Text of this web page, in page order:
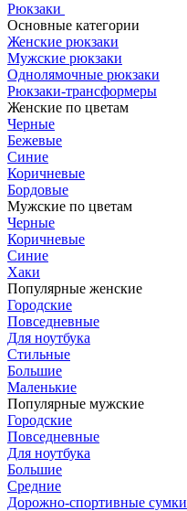
Рюкзаки
Основные категории
Женские рюкзаки
Мужские рюкзаки
Однолямочные рюкзаки
Рюкзаки-трансформеры
Женские по цветам
Черные
Бежевые
Синие
Коричневые
Бордовые
Мужские по цветам
Черные
Коричневые
Синие
Хаки
Популярные женские
Городские
Повседневные
Для ноутбука
Стильные
Большие
Маленькие
Популярные мужские
Городские
Повседневные
Для ноутбука
Большие
Средние
Дорожно-спортивные сумки